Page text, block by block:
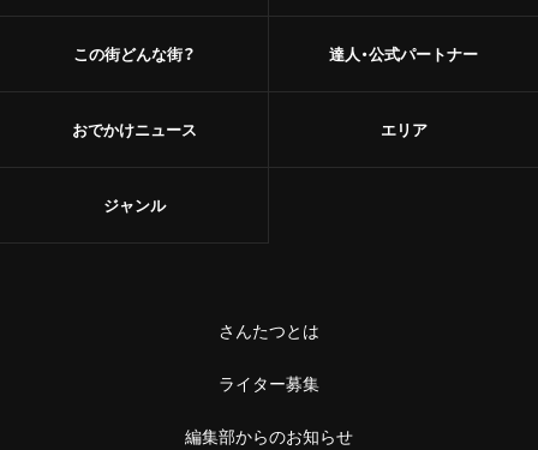
この街どんな街？
おでかけニュース
達人・公式パートナー
エリア
ジャンル
さんたつとは
ライター募集
編集部からのお知らせ